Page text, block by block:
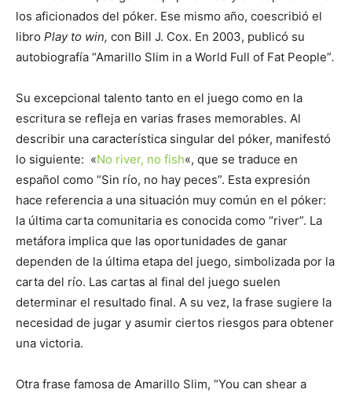
los aficionados del póker. Ese mismo año, coescribió el
libro Play to win, con Bill J. Cox. En 2003, publicó su
autobiografía “Amarillo Slim in a World Full of Fat People”.
Su excepcional talento tanto en el juego como en la
escritura se refleja en varias frases memorables. Al
describir una característica singular del póker, manifestó
lo siguiente: «No river, no fish«, que se traduce en
español como “Sin río, no hay peces”. Esta expresión
hace referencia a una situación muy común en el póker:
la última carta comunitaria es conocida como “river”. La
metáfora implica que las oportunidades de ganar
dependen de la última etapa del juego, simbolizada por la
carta del río. Las cartas al final del juego suelen
determinar el resultado final. A su vez, la frase sugiere la
necesidad de jugar y asumir ciertos riesgos para obtener
una victoria.
Otra frase famosa de Amarillo Slim, “You can shear a